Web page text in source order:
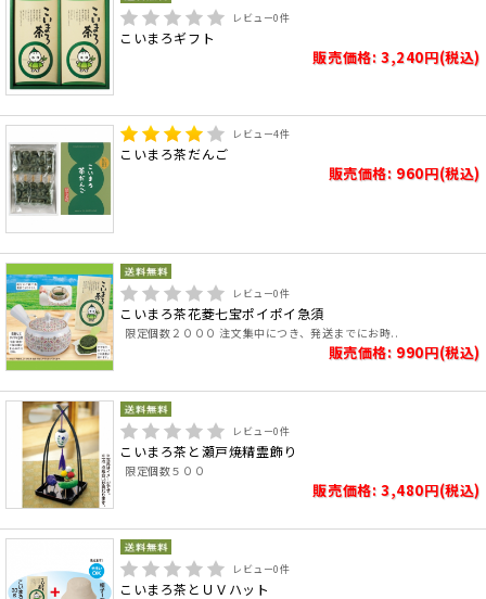
レビュー0件
こいまろギフト
販売価格: 3,240円(税込)
レビュー4件
こいまろ茶だんご
販売価格: 960円(税込)
レビュー0件
こいまろ茶花菱七宝ポイポイ急須
限定個数２０００ 注文集中につき、発送までにお時..
販売価格: 990円(税込)
レビュー0件
こいまろ茶と瀬戸焼精霊飾り
限定個数５００
販売価格: 3,480円(税込)
レビュー0件
こいまろ茶とＵＶハット